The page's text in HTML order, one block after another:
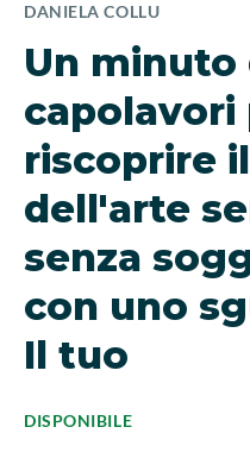
DANIELA COLLU
Un minuto
capolavori
riscoprire
dell'arte
senza
con uno
Il tuo
DISPONIBILE